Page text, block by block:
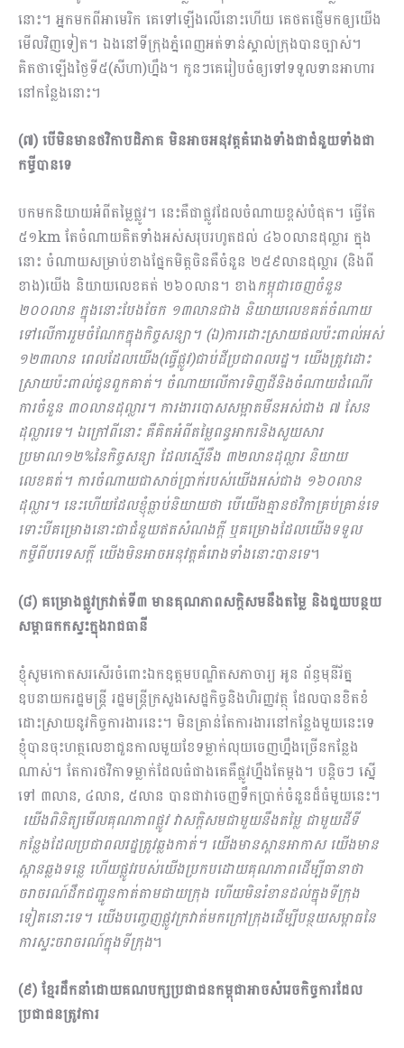
នោះ។ អ្នកមកពីអាមេរិក គេទៅឡើងលើនោះហើយ គេថតផ្ញើមកឲ្យយើង
មើលវិញទៀត។ ឯងនៅទីក្រុងភ្នំពេញអត់ទាន់ស្គាល់ក្រុងបានច្បាស់។
គិតថាឡើងថ្ងៃទី៥(សីហា)ហ្នឹង។ កូនៗគេរៀបចំឲ្យទៅទទួលទានអាហារ
នៅកន្លែងនោះ។
(៧) បើមិនមានថវិកាបដិភាគ មិនអាចអនុវត្តគំរោងទាំងជាជំនួយទាំងជា
កម្ចីបានទេ
បកមកនិយាយអំពីតម្លៃផ្លូវ។ នេះគឺជាផ្លូវដែលចំណាយខ្ពស់បំផុត។ ធ្វើតែ
៥១km តែចំណាយគិតទាំងអស់សរុបរហូតដល់ ៤៦០លានដុល្លារ ក្នុង
នោះ ចំណាយសម្រាប់ខាងផ្នែកមិត្តចិនគឺចំនួន ២៥៩លានដុល្លារ (និងពី
ខាង)យើង និយាយលេខគត់ ២៦០លាន។ ខាងកម្ពុជាចេញចំនួន
២០០លាន ក្នុងនោះបែងចែក ១៣លាន​ជាង និយាយលេខគត់ចំណាយ
ទៅលើការរួមចំណែកក្នុងកិច្ចសន្យា។ (ឯ)ការដោះស្រាយផលប៉ះពាល់អស់
១២៣លាន ពេលដែលយើង(ធ្វើផ្លូវ)ជាប់ដីប្រជាពលរដ្ឋ។ យើងត្រូវដោះ
ស្រាយប៉ះពាល់ជូនពួកគាត់។ ចំ​ណាយលើការទិញដីនិងចំណាយដំណើរ
ការចំនួន ៣០លានដុល្លារ។ ការងារបោសសម្អាតមីនអស់ជាង ៧ សែន
ដុល្លារទេ។ ឯក្រៅពីនោះ គឺគិតអំពីតម្លៃពន្ធអាករនិងសួយសារ
ប្រមាណ១២%នៃកិច្ចសន្យា ដែលស្មើនឹង ៣២លានដុល្លារ និយាយ
លេខគត់។ ការចំណាយជាសាច់ប្រាក់របស់យើងអស់ជាង ១៦០លាន
ដុល្លារ។ នេះហើយដែលខ្ញុំធ្លាប់និយាយថា បើយើងគ្មានថវិកាគ្រប់គ្រាន់ទេ
ទោះបីគម្រោងនោះជាជំនួយឥតសំណងក្ដី ឬគម្រោងដែលយើងទទួល
កម្ចីពីបរទេសក្ដី យើងមិនអាចអនុវត្តគំរោងទាំងនោះបានទេ។
(៨) គម្រោងផ្លូវក្រវាត់ទី៣ មានគុណភាពសក្តិសមនឹងតម្លៃ និងជួយបន្ថយ
សម្ពាធកកស្ទះក្នុងរាជធានី
ខ្ញុំសូមកោតសរសើរចំពោះឯកឧត្ដមបណ្ឌិតសភាចារ្យ អូន ព័ន្ធមុនីរ័ត្ន
ឧបនាយករដ្ឋមន្រ្តី រដ្ឋមន្រ្តីក្រសួងសេដ្ឋកិច្ចនិងហិរញ្ញវត្ថុ ដែលបានខិតខំ
ដោះស្រាយនូវកិច្ចការងារនេះ។ មិនគ្រាន់តែការងារនៅកន្លែងមួយនេះទេ
ខ្ញុំបានចុះហត្ថលេខាជួនកាលមួយខែ​ទម្លាក់លុយចេញហ្នឹងច្រើនកន្លែង
ណាស់។ តែការថវិកាទម្លាក់ដែលធំជាងគេគឺផ្លូវហ្នឹងតែម្ដង។ បន្តិចៗ ស្នើ
ទៅ ៣លាន, ៤លាន, ៥លាន បានជាវាចេញទឹកប្រាក់ចំនួនដ៏ធំមួយនេះ។
យើងពិនិត្យមើលគុណភាពផ្លូវ វាសក្ដិសមជាមួយនឹងតម្លៃ ជាមួយដីទី
កន្លែងដែលប្រជាពលរដ្ឋត្រូវឆ្លងកាត់។ យើងមានស្ពានអាកាស យើងមាន
ស្ពានឆ្លងទន្លេ ហើយផ្លូវរបស់យើងប្រកបដោយគុណភាពដើម្បីធានាថា
ចរាចរណ៍ដឹកជញ្ជូនកាត់តាមជាយក្រុង ហើយមិនរំខានដល់ក្នុងទីក្រុង
ទៀតនោះទេ។ យើងបញ្ចេញផ្លូវក្រវាត់មកក្រៅក្រុងដើម្បីបន្ថយសម្ពាធនៃ
ការស្ទះចរាចរណ៍ក្នុងទីក្រុង។
(៩) ខ្មែរដឹកនាំដោយគណបក្សប្រជាជនកម្ពុជាអាចសំរេចកិច្ចការដែល
ប្រជាជនត្រូវការ